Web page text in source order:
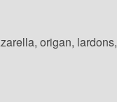
origan, lardons,